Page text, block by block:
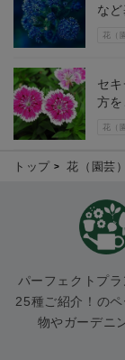
花（
な
花（
セ
方
トップ 花（園芸）
パーフェクトプ
25種ご紹介！の
物やガーデニ